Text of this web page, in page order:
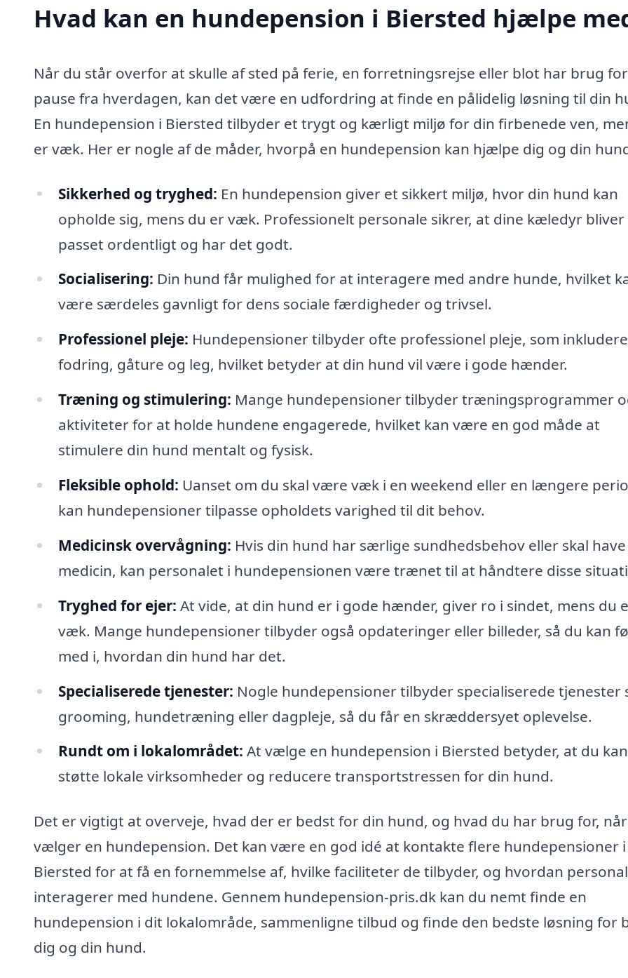
Hvad kan en hundepension i Biersted hjælpe
Når du står overfor at skulle af sted på ferie, en forretningsrejse eller blot har brug
pause fra hverdagen, kan det være en udfordring at finde en pålidelig løsning til din
En hundepension i Biersted tilbyder et trygt og kærligt miljø for din firbenede ven,
er væk. Her er nogle af de måder, hvorpå en hundepension kan hjælpe dig og din
Sikkerhed og tryghed: En hundepension giver et sikkert miljø, hvor din hund kan
opholde sig, mens du er væk. Professionelt personale sikrer, at dine kæledyr bliver
passet ordentligt og har det godt.
Socialisering: Din hund får mulighed for at interagere med andre hunde, hvilket
være særdeles gavnligt for dens sociale færdigheder og trivsel.
Professionel pleje: Hundepensioner tilbyder ofte professionel pleje, som
fodring, gåture og leg, hvilket betyder at din hund vil være i gode hænder.
Træning og stimulering: Mange hundepensioner tilbyder træningsprogrammer
aktiviteter for at holde hundene engagerede, hvilket kan være en god måde at
stimulere din hund mentalt og fysisk.
Fleksible ophold: Uanset om du skal være væk i en weekend eller en længere
kan hundepensioner tilpasse opholdets varighed til dit behov.
Medicinsk overvågning: Hvis din hund har særlige sundhedsbehov eller skal have
medicin, kan personalet i hundepensionen være trænet til at håndtere disse
Tryghed for ejer: At vide, at din hund er i gode hænder, giver ro i sindet, mens du
væk. Mange hundepensioner tilbyder også opdateringer eller billeder, så du kan
med i, hvordan din hund har det.
Specialiserede tjenester: Nogle hundepensioner tilbyder specialiserede tjenester
grooming, hundetræning eller dagpleje, så du får en skræddersyet oplevelse.
Rundt om i lokalområdet: At vælge en hundepension i Biersted betyder, at du kan
støtte lokale virksomheder og reducere transportstressen for din hund.
Det er vigtigt at overveje, hvad der er bedst for din hund, og hvad du har brug for,
vælger en hundepension. Det kan være en god idé at kontakte flere hundepensioner i
Biersted for at få en fornemmelse af, hvilke faciliteter de tilbyder, og hvordan
interagerer med hundene. Gennem hundepension-pris.dk kan du nemt finde en
hundepension i dit lokalområde, sammenligne tilbud og finde den bedste løsning for
dig og din hund.